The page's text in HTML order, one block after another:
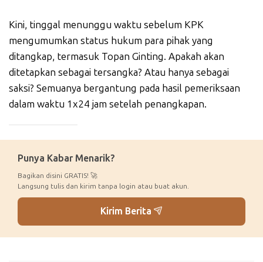
Kini, tinggal menunggu waktu sebelum KPK
mengumumkan status hukum para pihak yang
ditangkap, termasuk Topan Ginting. Apakah akan
ditetapkan sebagai tersangka? Atau hanya sebagai
saksi? Semuanya bergantung pada hasil pemeriksaan
dalam waktu 1x24 jam setelah penangkapan.
Punya Kabar Menarik?
Bagikan disini GRATIS! 🚀
Langsung tulis dan kirim tanpa login atau buat akun.
Kirim Berita